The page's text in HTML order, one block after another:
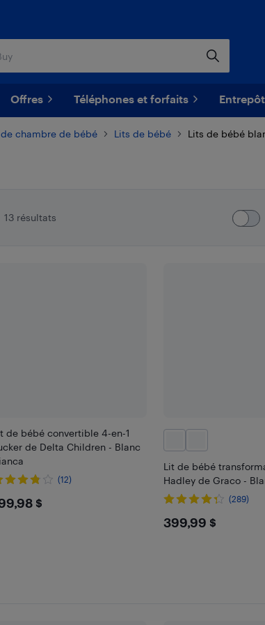
Offres Téléphones et forfaits Entrepôt
chambre de bébé Lits de bébé Lits de bébé
13 résultats
de bébé convertible 4-en-1
de Delta Children - Blanc
(12)
$
Lit de bébé
Hadley de Graco -
(289)
$399.99
399,99 $